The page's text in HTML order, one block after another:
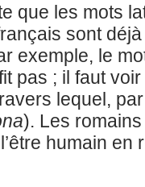
que les mots
sont
exemple, le
pas ; il faut
lequel,
). Les
humain en